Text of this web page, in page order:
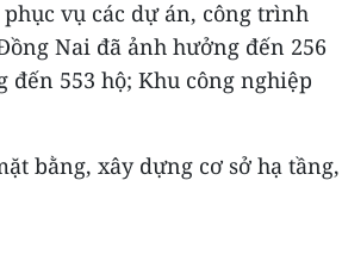
vụ các dự án, công trình
Nai đã ảnh hưởng đến 256
553 hộ; Khu công nghiệp
bằng, xây dựng cơ sở hạ tầng,